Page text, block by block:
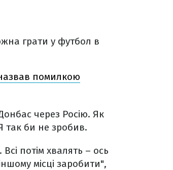
грати у футбол в
помилкою
через Росію. Як
так би не зробив.
потім хвалять – ось
місці заробити",